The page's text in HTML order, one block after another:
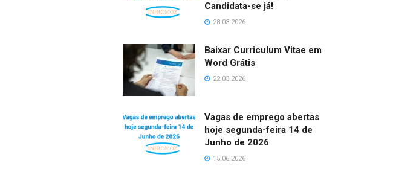
Candidata-se já!
28.03.2026
Baixar Curriculum Vitae em
Word Grátis
22.03.2026
Vagas de emprego abertas
hoje segunda-feira 14 de
Junho de 2026
15.06.2026